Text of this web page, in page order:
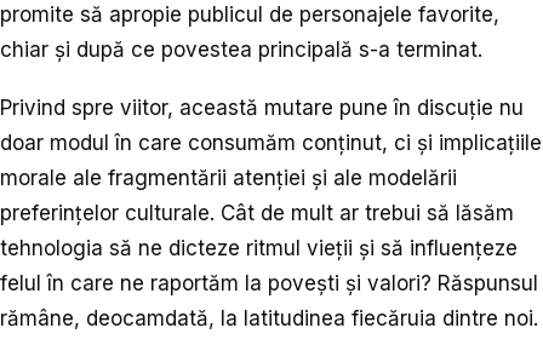
promite să apropie publicul de personajele favorite,
chiar și după ce povestea principală s-a terminat.
Privind spre viitor, această mutare pune în discuție nu
doar modul în care consumăm conținut, ci și implicațiile
morale ale fragmentării atenției și ale modelării
preferințelor culturale. Cât de mult ar trebui să lăsăm
tehnologia să ne dicteze ritmul vieții și să influențeze
felul în care ne raportăm la povești și valori? Răspunsul
rămâne, deocamdată, la latitudinea fiecăruia dintre noi.